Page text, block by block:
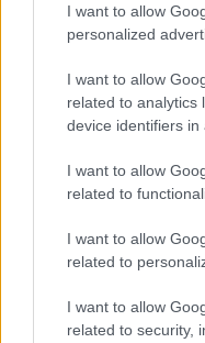
I want to allow
personalized
I want to allow
related to analytics
device identifiers in
I want to allow
related to
I want to allow
related to
I want to allow
related to security,
*
La tua richiesta *